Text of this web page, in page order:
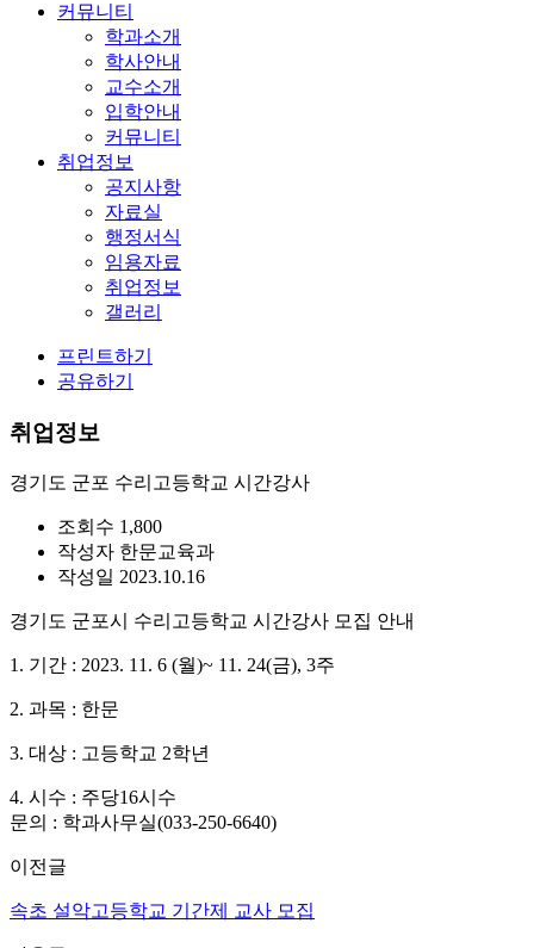
커뮤니티
학과소개
학사안내
교수소개
입학안내
커뮤니티
취업정보
공지사항
자료실
행정서식
임용자료
취업정보
갤러리
프린트하기
공유하기
취업정보
경기도 군포 수리고등학교 시간강사
조회수 1,800
작성자 한문교육과
작성일 2023.10.16
경기도 군포시 수리고등학교 시간강사 모집 안내
1. 기간 : 2023. 11. 6 (월)~ 11. 24(금), 3주
2. 과목 : 한문
3. 대상 : 고등학교 2학년
4. 시수 : 주당16시수
문의 : 학과사무실(033-250-6640)
이전글
속초 설악고등학교 기간제 교사 모집